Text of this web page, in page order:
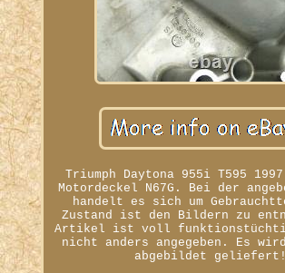
Triumph Daytona 955i T595
Motordeckel N67G. Bei der
handelt es sich um
Zustand ist den Bildern zu
Artikel ist voll
nicht anders angegeben. Es
abgebildet geliefert!